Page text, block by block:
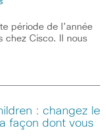
période de l’année
chez Cisco. Il nous
: changez le
façon dont vous